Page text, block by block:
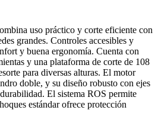
uso práctico y corte eficiente con
grandes. Controles accesibles y
y buena ergonomía. Cuenta con
y una plataforma de corte de 108
para diversas alturas. El motor
doble, y su diseño robusto con ejes
El sistema ROS permite
estándar ofrece protección